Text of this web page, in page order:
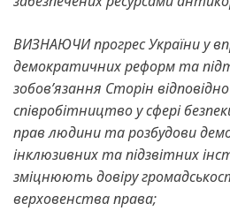
ВИЗНАЮЧИ прогрес України у
демократичних реформ та
зобов’язання Сторін
співробітництво у сфері
прав людини та розбудови
інклюзивних та підзвітних
зміцнюють довіру
верховенства права;